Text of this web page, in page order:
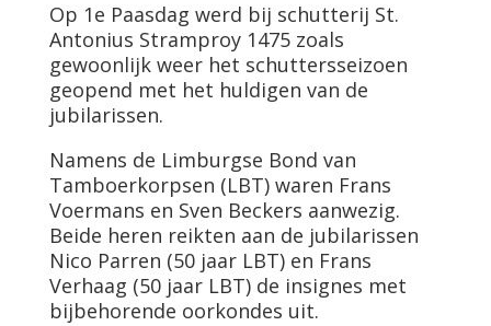
Op 1e Paasdag werd bij schutterij St.
Antonius Stramproy 1475 zoals
gewoonlijk weer het schuttersseizoen
geopend met het huldigen van de
jubilarissen.
Namens de Limburgse Bond van
Tamboerkorpsen (LBT) waren Frans
Voermans en Sven Beckers aanwezig.
Beide heren reikten aan de jubilarissen
Nico Parren (50 jaar LBT) en Frans
Verhaag (50 jaar LBT) de insignes met
bijbehorende oorkondes uit.